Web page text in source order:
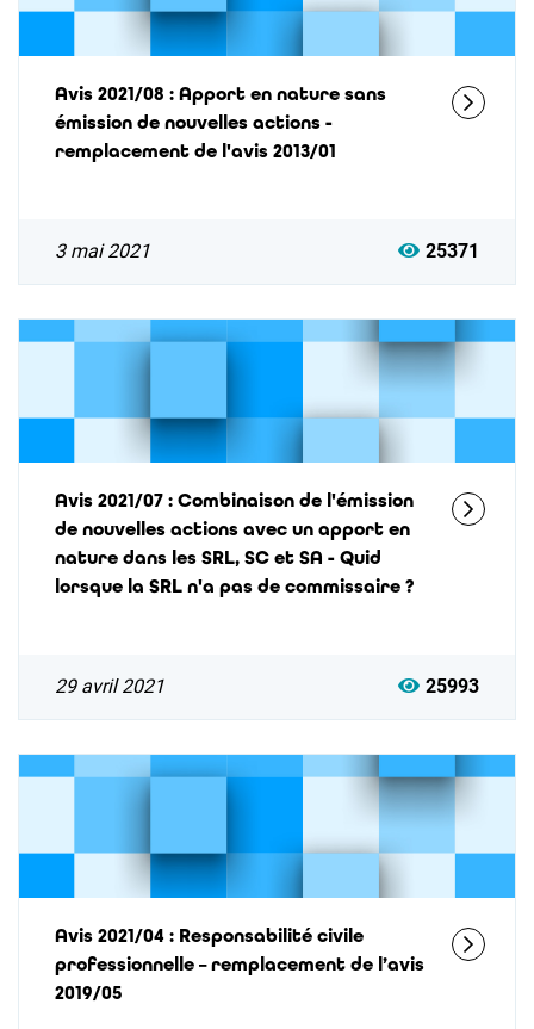
Avis 2021/08 : Apport en nature sans
émission de nouvelles actions -
remplacement de l'avis 2013/01
3 mai 2021 25371
Avis 2021/07 : Combinaison de l'émission
de nouvelles actions avec un apport en
nature dans les SRL, SC et SA - Quid
lorsque la SRL n'a pas de commissaire ?
29 avril 2021 25993
Avis 2021/04 : Responsabilité civile
professionnelle – remplacement de l’avis
2019/05